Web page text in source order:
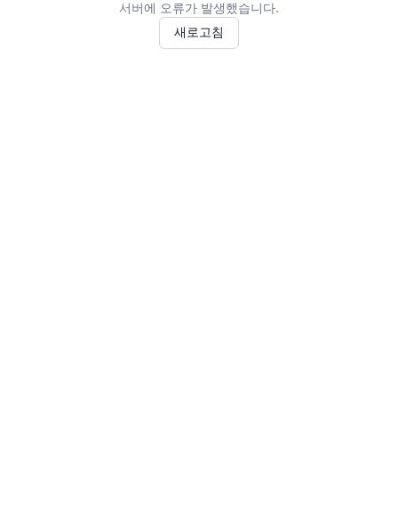
서버에 오류가 발생했습니다.
새로고침